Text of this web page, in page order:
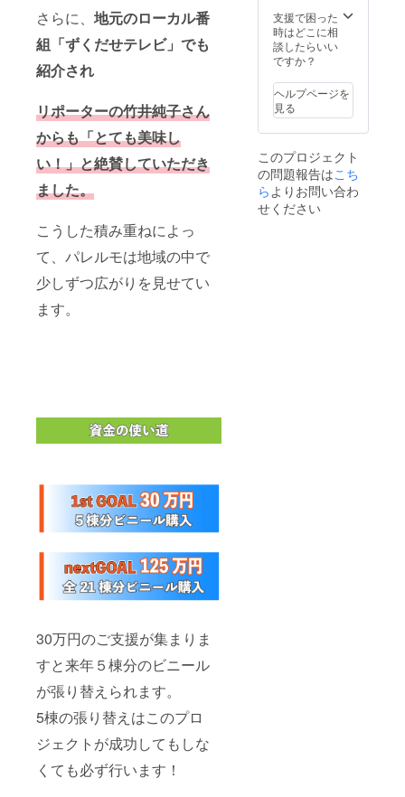
さらに、 地元のローカル番
組「ずくだせテレビ」でも
紹介され
リポーターの竹井純子さん
からも「とても美味し
い！」と絶賛していただき
ました。
こうした積み重ねによっ
て、パレルモは地域の中で
少しずつ広がりを見せてい
ます。
30万円のご支援が集まりま
すと来年５棟分のビニール
が張り替えられます。
5棟の張り替えはこのプロ
ジェクトが成功してもしな
くても必ず行います！
金の一
部から
充当さ
せてい
ます。
本プロ
て、プ
ロジェ
クト
オー
ナーと
ントが
他の農
業コン
サルタ
異なる
点は、
以下の
ような
特徴と
強みに
ありま
す。 1.
地域密
す。 内
容量：
５kg
支援で困った
時はどこに相
談したらいい
ですか？
ヘルプページを
見る
このプロジェクト
の問題報告はこち
ら よりお問い合わ
せください